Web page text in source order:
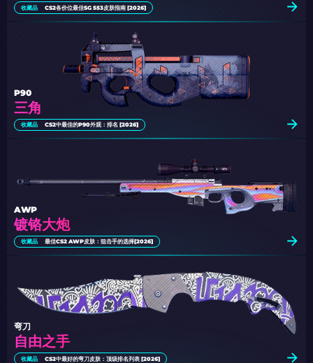
收藏品 CS2各价位最佳SG 553皮肤指南 [2026]
三角
P90
收藏品 CS2中最佳的P90外观：排名 [2026]
镀铬大炮
AWP
收藏品 最佳CS2 AWP皮肤：狙击手的选择[2026]
自由之手
弯刀
收藏品 CS2中最好的弯刀皮肤：顶级排名列表 [2026]